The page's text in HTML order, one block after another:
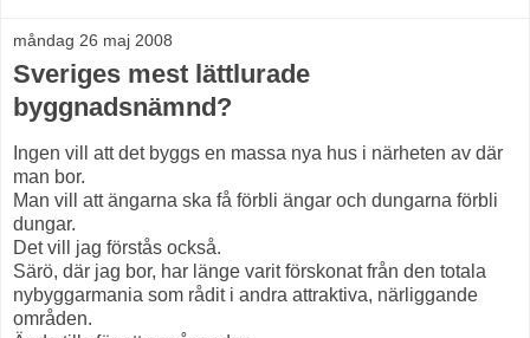
måndag 26 maj 2008
Sveriges mest lättlurade
byggnadsnämnd?
Ingen vill att det byggs en massa nya hus i närheten av där
man bor.
Man vill att ängarna ska få förbli ängar och dungarna förbli
dungar.
Det vill jag förstås också.
Särö, där jag bor, har länge varit förskonat från den totala
nybyggarmania som rådit i andra attraktiva, närliggande
områden.